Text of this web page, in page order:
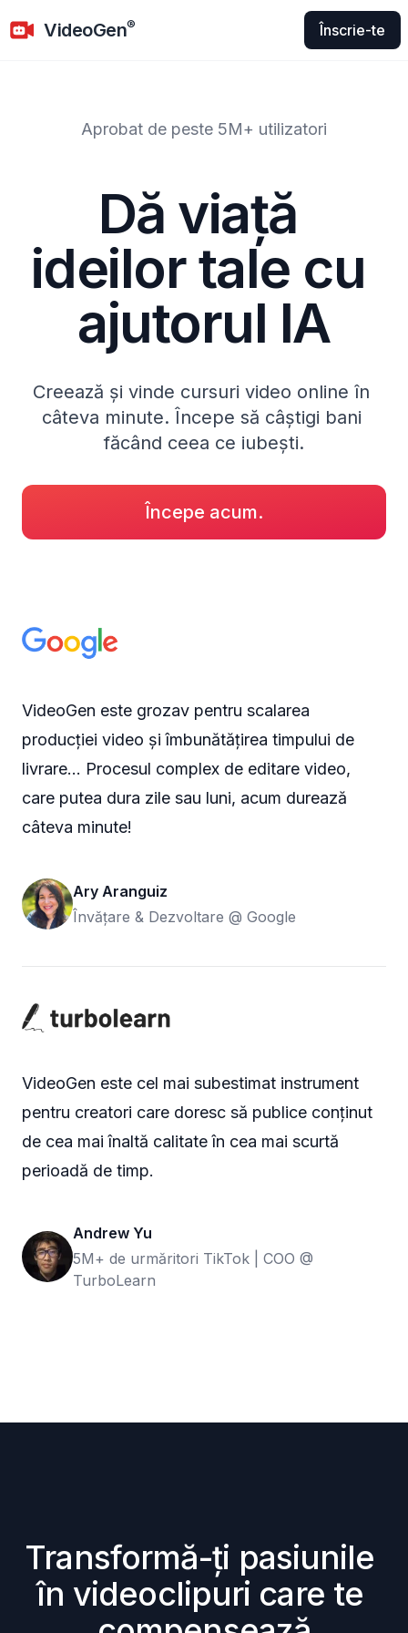
VideoGenVideoGen® Înscrie-te
Aprobat de peste 5M+ utilizatori
Dă viață
ideilor tale cu
ajutorul IA
Creează și vinde cursuri video online în
câteva minute. Începe să câștigi bani
făcând ceea ce iubești.
Începe acum.
VideoGen este grozav pentru scalarea
producției video și îmbunătățirea timpului de
livrare... Procesul complex de editare video,
care putea dura zile sau luni, acum durează
câteva minute!
Ary Aranguiz
Învățare & Dezvoltare @ Google
VideoGen este cel mai subestimat instrument
pentru creatori care doresc să publice conținut
de cea mai înaltă calitate în cea mai scurtă
perioadă de timp.
Andrew Yu
5M+ de urmăritori TikTok | COO @
TurboLearn
Transformă-ți pasiunile
în videoclipuri care te